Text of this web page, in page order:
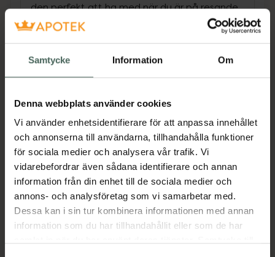
Samtycke Information Om
Denna webbplats använder cookies
Vi använder enhetsidentifierare för att anpassa innehållet
och annonserna till användarna, tillhandahålla funktioner
för sociala medier och analysera vår trafik. Vi
vidarebefordrar även sådana identifierare och annan
information från din enhet till de sociala medier och
annons- och analysföretag som vi samarbetar med.
Dessa kan i sin tur kombinera informationen med annan
information som du har tillhandahållit eller som de har
den perfekt att ha med när du är på resande
fot, på jobbet eller är ute på språng. Batteriet
laddas snabbt och enkelt med medföljande
120 minuter. Neno Primo och alla medföljande
delar är tillverkade i högkvalitativa och helt
både förälder och barn. Pumpen har en
lättöverskådlig kontrollpanel och brösttratten
kommer med en diskret, genomskinlig dekor.
Bröstmjölken kan antingen ges direkt ur den
medföljande flaskan med napp eller förvaras
kyld för bruk vid senare tillfälle. Den mjuka
brösttratten är tillverkad i skonsam silikon som
är snäll mot huden och greppar bra vilket ger
en naturlig och bekväm känsla. Den ger
dessutom en minskad tryckkänsla och hjälper